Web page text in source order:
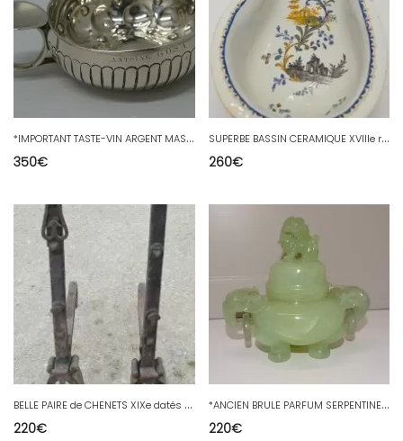
*
IMPORTANT TASTE-VIN ARGENT MASSIF XIXe POIDS 172g SILVER TASTER NOMINATIF CAVE
350€
S
UPERBE BASSIN CERAMIQUE XVIIIe région à déterminer signé B.P. COLLECTION DECO
260€
B
ELLE PAIRE de CHENETS XIXe datés 1835 pour CHEMINEE ATRE Réf. 17041611 - 223
220€
*
ANCIEN BRULE PARFUM SERPENTINE CHIEN DE FO TETES ELEPHANTS CHINE XXe ART ASIE D
220€